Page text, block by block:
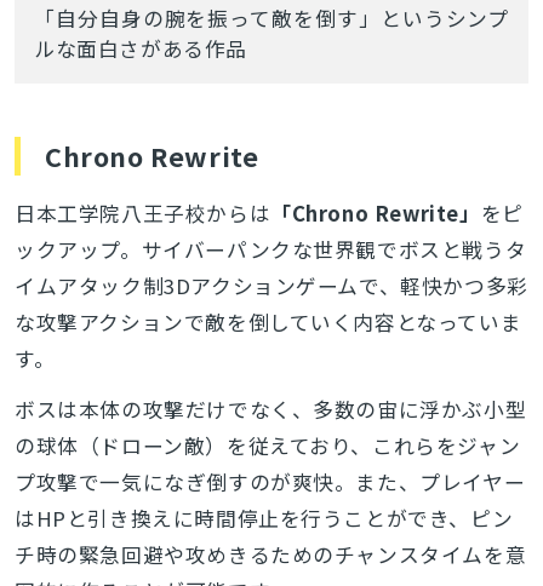
「自分自身の腕を振って敵を倒す」というシンプ
ルな面白さがある作品
Chrono Rewrite
日本工学院八王子校からは 「Chrono Rewrite」 をピ
ックアップ。サイバーパンクな世界観でボスと戦うタ
イムアタック制3Dアクションゲームで、軽快かつ多彩
な攻撃アクションで敵を倒していく内容となっていま
す。
ボスは本体の攻撃だけでなく、多数の宙に浮かぶ小型
の球体（ドローン敵）を従えており、これらをジャン
プ攻撃で一気になぎ倒すのが爽快。また、プレイヤー
はHPと引き換えに時間停止を行うことができ、ピン
チ時の緊急回避や攻めきるためのチャンスタイムを意